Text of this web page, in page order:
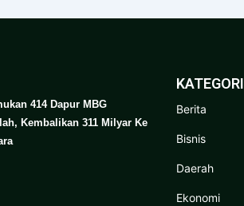
414 Dapur MBG
Kembalikan 311 Milyar Ke
KATEGORI
Berita
Bisnis
Daerah
Ekonomi